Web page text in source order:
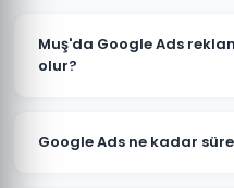
Muş'da Google Ads
olur?
hedef kitlenize göre
Google Ads ne kadar